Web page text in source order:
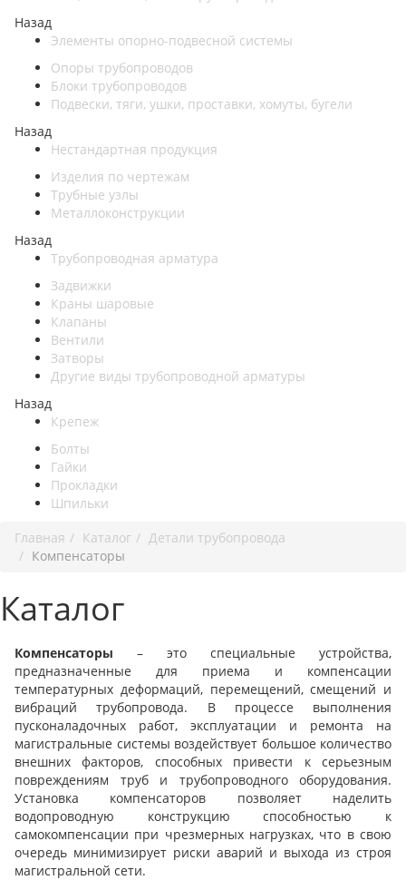
Назад
Элементы опорно-подвесной системы
Опоры трубопроводов
Блоки трубопроводов
Подвески, тяги, ушки, проставки, хомуты, бугели
Назад
Нестандартная продукция
Изделия по чертежам
Трубные узлы
Металлоконструкции
Назад
Трубопроводная арматура
Задвижки
Краны шаровые
Клапаны
Вентили
Затворы
Другие виды трубопроводной арматуры
Назад
Крепеж
Болты
Гайки
Прокладки
Шпильки
Главная
Каталог
Детали трубопровода
Компенсаторы
Каталог
Компенсаторы – это специальные устройства,
предназначенные для приема и компенсации
температурных деформаций, перемещений, смещений и
вибраций трубопровода. В процессе выполнения
пусконаладочных работ, эксплуатации и ремонта на
магистральные системы воздействует большое количество
внешних факторов, способных привести к серьезным
повреждениям труб и трубопроводного оборудования.
Установка компенсаторов позволяет наделить
водопроводную конструкцию способностью к
самокомпенсации при чрезмерных нагрузках, что в свою
очередь минимизирует риски аварий и выхода из строя
магистральной сети.